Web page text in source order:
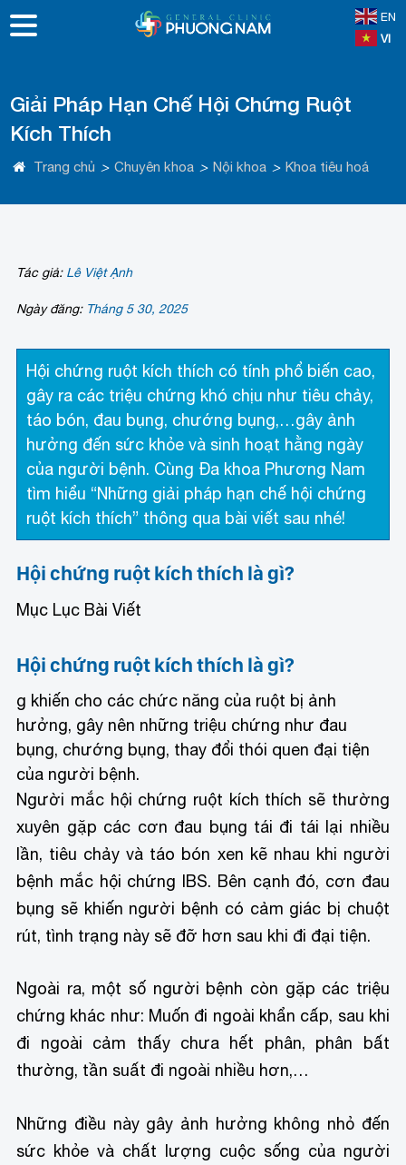
EN
VI
Giải Pháp Hạn Chế Hội Chứng Ruột
Kích Thích
Trang chủ > Chuyên khoa > Nội khoa > Khoa tiêu hoá
Tác giả: Lê Việt Ạnh
Ngày đăng: Tháng 5 30, 2025
Hội chứng ruột kích thích có tính phổ biến cao,
gây ra các triệu chứng khó chịu như tiêu chảy,
táo bón, đau bụng, chướng bụng,…gây ảnh
hưởng đến sức khỏe và sinh hoạt hằng ngày
của người bệnh. Cùng Đa khoa Phương Nam
tìm hiểu “Những giải pháp hạn chế hội chứng
ruột kích thích” thông qua bài viết sau nhé!
Hội chứng ruột kích thích là gì?
Mục Lục Bài Viết
Hội chứng ruột kích thích là gì?
g khiến cho các chức năng của ruột bị ảnh
hưởng, gây nên những triệu chứng như đau
bụng, chướng bụng, thay đổi thói quen đại tiện
của người bệnh.
Người mắc hội chứng ruột kích thích sẽ thường
xuyên gặp các cơn đau bụng tái đi tái lại nhiều
lần, tiêu chảy và táo bón xen kẽ nhau khi người
bệnh mắc hội chứng IBS. Bên cạnh đó, cơn đau
bụng sẽ khiến người bệnh có cảm giác bị chuột
rút, tình trạng này sẽ đỡ hơn sau khi đi đại tiện.
Ngoài ra, một số người bệnh còn gặp các triệu
chứng khác như: Muốn đi ngoài khẩn cấp, sau khi
đi ngoài cảm thấy chưa hết phân, phân bất
thường, tần suất đi ngoài nhiều hơn,…
Những điều này gây ảnh hưởng không nhỏ đến
sức khỏe và chất lượng cuộc sống của người